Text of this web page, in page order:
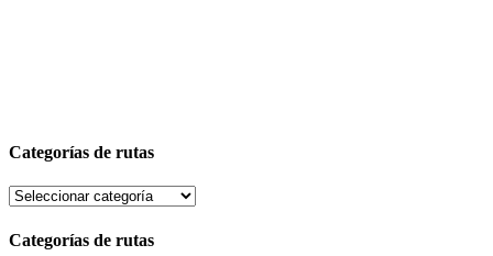
Categorías de rutas
Categorías de rutas